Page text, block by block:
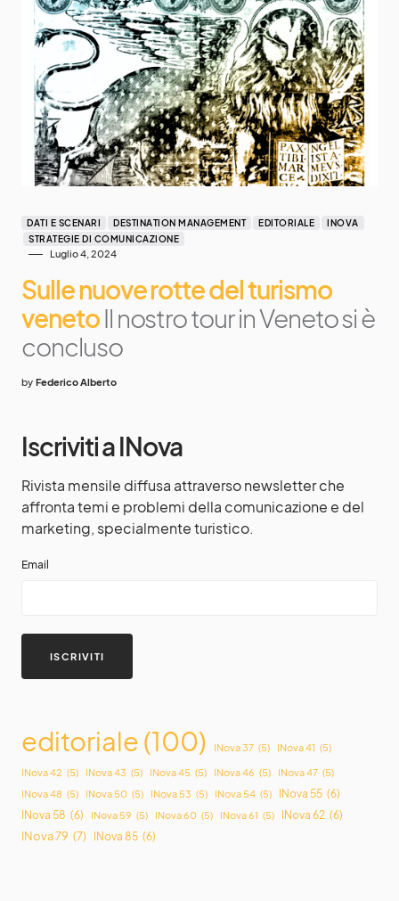
DATI E SCENARI DESTINATION MANAGEMENT EDITORIALE
INOVA
STRATEGIE DI COMUNICAZIONE
Luglio 4, 2024
Sulle nuove rotte del turismo
venetoIl nostro tour in Veneto si è
concluso
by Federico Alberto
Iscriviti a INova
Rivista mensile diffusa attraverso newsletter che
affronta temi e problemi della comunicazione e del
marketing, specialmente turistico.
Email
editoriale(100) INova 37 (5) INova 41 (5)
INova 42 (5) INova 43 (5) INova 45 (5) INova 46 (5) INova 47 (5)
INova 48 (5) INova 50 (5) INova 53 (5) INova 54 (5) INova 55 (6)
INova 58 (6) INova 59 (5) INova 60 (5) INova 61 (5) INova 62 (6)
INova 79 (7) INova 85 (6)